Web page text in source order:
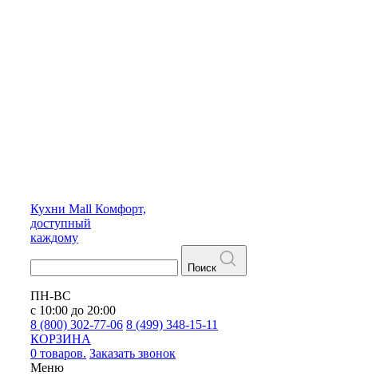
Кухни Mall Комфорт,
доступный
каждому
Поиск
ПН-ВС
с 10:00 до 20:00
8 (800) 302-77-06 8 (499) 348-15-11
КОРЗИНА
0 товаров. Заказать звонок
Меню